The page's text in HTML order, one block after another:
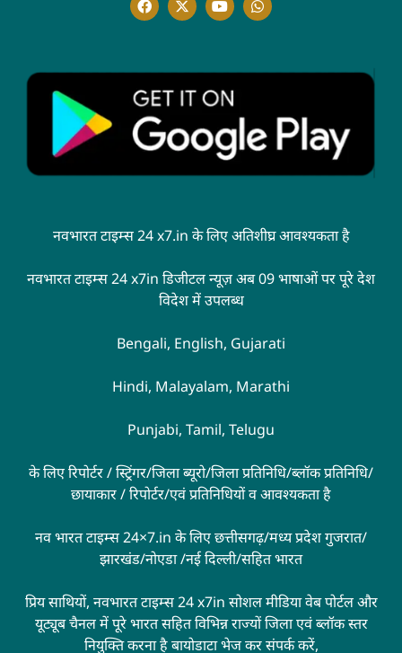
नवभारत टाइम्स 24 x7.in के लिए अतिशीघ्र आवश्यकता है
नवभारत टाइम्स 24 x7in डिजीटल न्यूज़ अब 09 भाषाओं पर पूरे देश
विदेश में उपलब्ध
Bengali, English, Gujarati
Hindi, Malayalam, Marathi
Punjabi, Tamil, Telugu
के लिए रिपोर्टर / स्ट्रिंगर/जिला ब्यूरो/जिला प्रतिनिधि/ब्लॉक प्रतिनिधि/
छायाकार / रिपोर्टर/एवं प्रतिनिधियों व आवश्यकता है
नव भारत टाइम्स 24×7.in के लिए छत्तीसगढ़/मध्य प्रदेश गुजरात/
झारखंड/नोएडा /नई दिल्ली/सहित भारत
प्रिय साथियों, नवभारत टाइम्स 24 x7in सोशल मीडिया वेब पोर्टल और
यूट्यूब चैनल में पूरे भारत सहित विभिन्न राज्यों जिला एवं ब्लॉक स्तर
नियुक्ति करना है बायोडाटा भेज कर संपर्क करें,